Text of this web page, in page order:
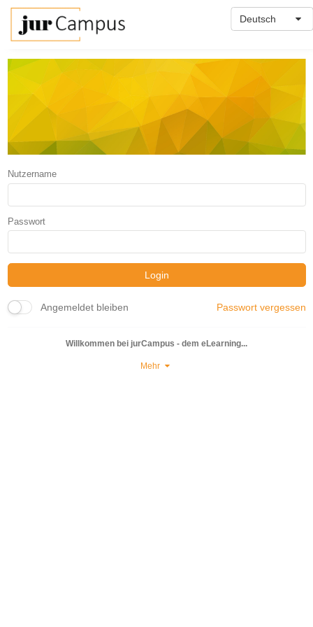
Deutsch
Nutzername
Passwort
Login
Angemeldet bleiben Passwort vergessen
Willkommen bei jurCampus - dem eLearning...
Mehr